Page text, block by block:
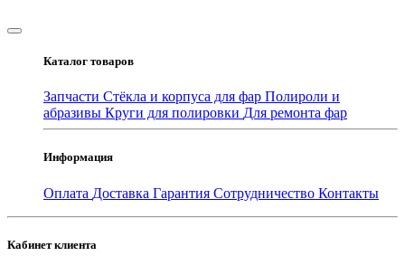
Каталог товаров
Запчасти Стёкла и корпуса для фар Полироли и
абразивы Круги для полировки Для ремонта фар
Информация
Оплата Доставка Гарантия Сотрудничество Контакты
Кабинет клиента